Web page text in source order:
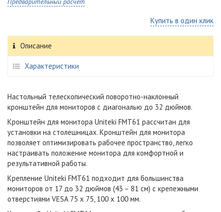
Купить в один клик
Описание
Характеристики
Настольный телескопический поворотно-наклонный
кронштейн для мониторов с диагональю до 32 дюймов.
Кронштейн для монитора Uniteki FMT61 рассчитан для
установки на столешницах. Кронштейн для монитора
позволяет оптимизировать рабочее пространство, легко
настраивать положение монитора для комфортной и
результативной работы.
Крепление Uniteki FMT61 подходит для большинства
мониторов от 17 до 32 дюймов (43 – 81 см) с крепежными
отверстиями VESA 75 х 75, 100 х 100 мм.